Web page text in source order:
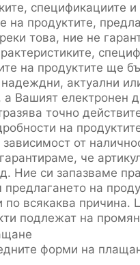
спецификациите и
на продуктите,
това, ние не
на продуктите ще
актуални
а Вашият електронен
точно
на
от
че
Ние си запазваме
предлагането на
по всякаква причина.
подлежат на
форми на